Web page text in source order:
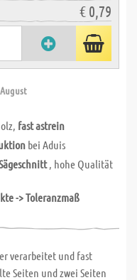
€ 0,79
fast astrein
bei Aduis
, hohe Qualität
-> Toleranzmaß
verarbeitet und fast
Seiten und zwei Seiten